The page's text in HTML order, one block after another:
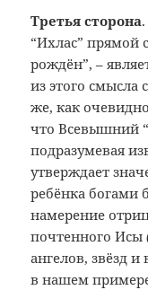
Третья сторона
“Ихлас” прямой
рождён”, –
из этого смысла
же, как
что Всевышний
подразумевая
утверждает
ребёнка богами
намерение
почтенного Исы
ангелов, звёзд
в нашем